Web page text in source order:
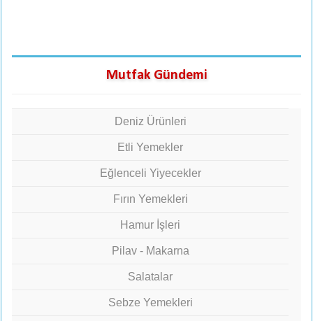
Mutfak Gündemi
Deniz Ürünleri
Etli Yemekler
Eğlenceli Yiyecekler
Fırın Yemekleri
Hamur İşleri
Pilav - Makarna
Salatalar
Sebze Yemekleri